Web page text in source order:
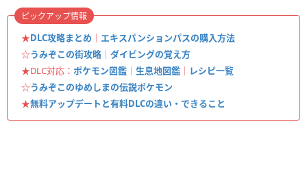
★DLC攻略まとめ ｜ エキスパンションパスの購入方法
☆うみぞこの街攻略 ｜ ダイビングの覚え方
★DLC対応： ポケモン図鑑 ｜ 生息地図鑑 ｜ レシピ一覧
☆うみぞこのゆめしまの伝説ポケモン
★無料アップデートと有料DLCの違い・できること
ピックアップ情報